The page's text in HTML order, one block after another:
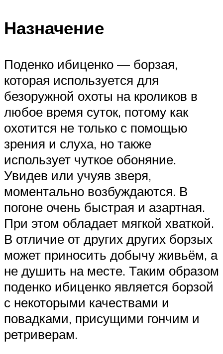
Назначение
Поденко ибиценко ― борзая,
которая используется для
безоружной охоты на кроликов в
любое время суток, потому как
охотится не только с помощью
зрения и слуха, но также
использует чуткое обоняние.
Увидев или учуяв зверя,
моментально возбуждаются. В
погоне очень быстрая и азартная.
При этом обладает мягкой хваткой.
В отличие от других других борзых
может приносить добычу живьём, а
не душить на месте. Таким образом
поденко ибиценко является борзой
с некоторыми качествами и
повадками, присущими гончим и
ретриверам.